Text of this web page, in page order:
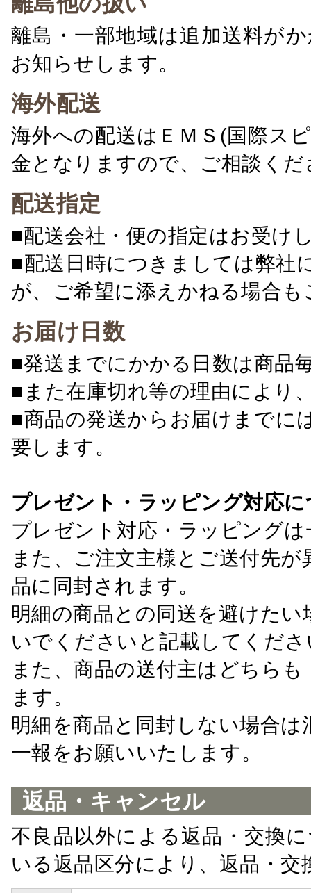
離島・一部地域は追加送料が
お知らせします。
海外配送
海外への配送はＥＭＳ(国際ス
金となりますので、ご相談くだ
配送指定
■配送会社・便の指定はお受け
■配送日時につきましては弊社
が、ご希望に添えかねる場合
お届け日数
■発送までにかかる日数は商品
■また在庫切れ等の理由により
■商品の発送からお届けまでに
要します。
プレゼント・ラッピング対応
プレゼント対応・ラッピング
また、ご注文主様とご送付先
品に同封されます。
明細の商品との同送を避けた
いでくださいと記載してくださ
また、商品の送付主はどちら
ます。
明細を商品と同封しない場合
一報をお願いいたします。
返品・キャンセル
不良品以外による返品・交換
いる返品区分により、返品・